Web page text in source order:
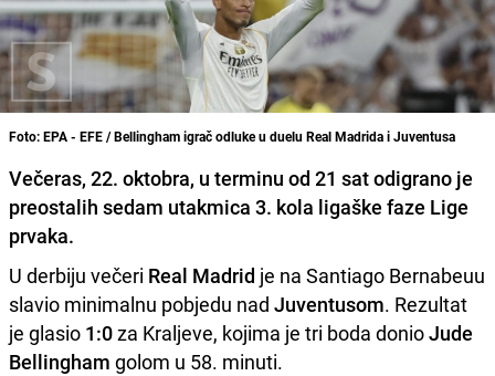
Foto: EPA - EFE / Bellingham igrač odluke u duelu Real Madrida i Juventusa
Večeras, 22. oktobra, u terminu od 21 sat odigrano je
preostalih sedam utakmica 3. kola ligaške faze Lige
prvaka.
U derbiju večeri Real Madrid je na Santiago Bernabeuu
slavio minimalnu pobjedu nad Juventusom. Rezultat
je glasio 1:0za Kraljeve, kojima je tri boda donioJude
Bellingham golom u 58. minuti.